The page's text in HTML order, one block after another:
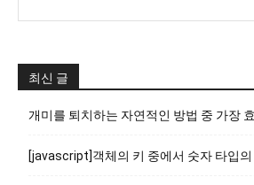
최신 글
개미를 퇴치하는 자연적인 방법 중 가장
[javascript]객체의 키 중에서 숫자 타입